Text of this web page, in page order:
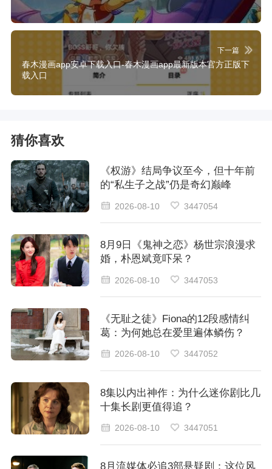
下一篇
春木漫画app安卓下载入口-春木漫画app最新版本官方正版下
载入口
猜你喜欢
《权游》结局争议至今，但十年前
的“私生子之战”仍是奇幻巅峰
2026-08-10 3447054
8月9日《鬼神之恋》杨世宗浪漫求
婚，朴恩斌竟吓呆？
2026-08-10 3447053
《无耻之徒》Fiona的12段感情纠
葛：为何她总在爱里遍体鳞伤？
2026-08-10 3447052
8集以内出神作：为什么迷你剧比几
十集长剧更值得追？
2026-08-10 3447051
8月流媒体必追3部悬疑剧：这位风